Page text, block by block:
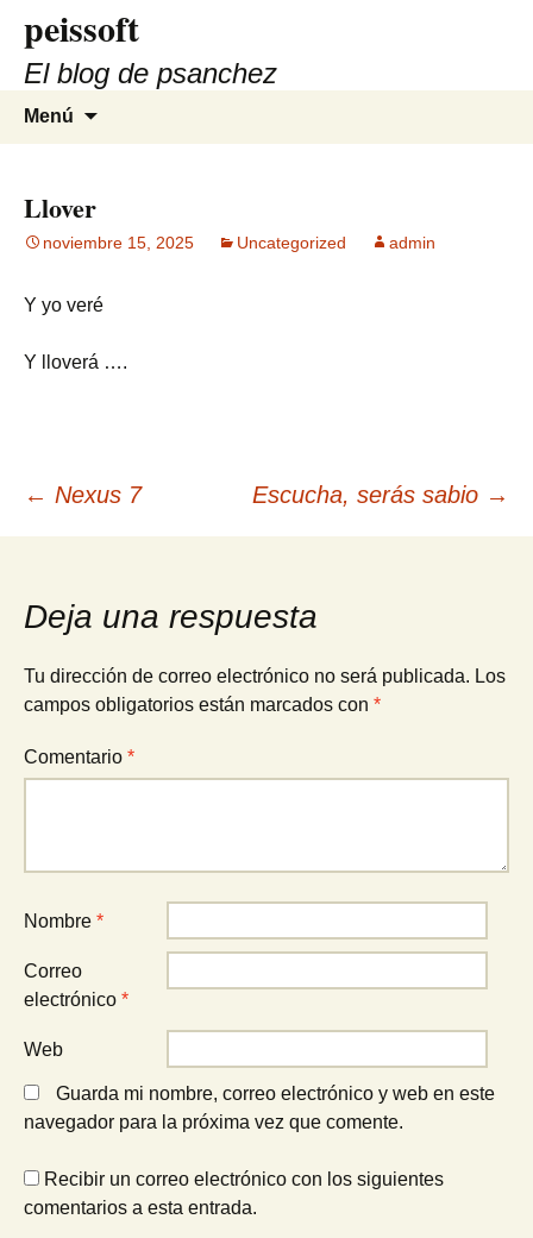
contenido
peissoft
El blog de psanchez
Menú
Llover
noviembre 15, 2025 Uncategorized admin
Y yo veré
Y lloverá ….
Navegación
de
entradas
← Nexus 7 Escucha, serás sabio →
Deja una respuesta
Tu dirección de correo electrónico no será publicada. Los
campos obligatorios están marcados con *
Comentario *
Nombre *
Correo
electrónico *
Web
Guarda mi nombre, correo electrónico y web en este
navegador para la próxima vez que comente.
Recibir un correo electrónico con los siguientes
comentarios a esta entrada.